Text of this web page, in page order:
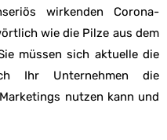
wirkenden Corona-
wie die Pilze aus dem
müssen sich aktuelle die
Ihr Unternehmen die
nutzen kann und